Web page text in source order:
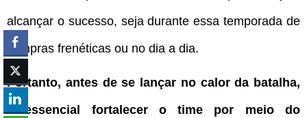
alcançar o sucesso, seja durante essa temporada de
compras frenéticas ou no dia a dia.
Portanto, antes de se lançar no calor da batalha,
é essencial fortalecer o time por meio do